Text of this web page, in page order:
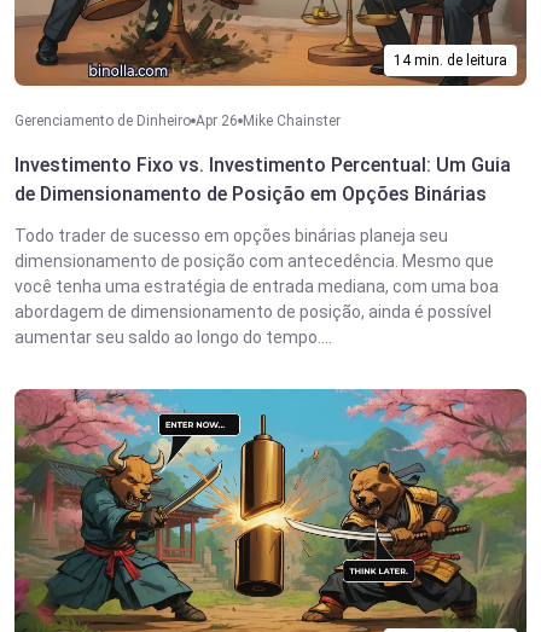
14 min. de leitura
Gerenciamento de Dinheiro Apr 26 Mike Chainster
Investimento Fixo vs. Investimento Percentual: Um Guia
de Dimensionamento de Posição em Opções Binárias
Todo trader de sucesso em opções binárias planeja seu
dimensionamento de posição com antecedência. Mesmo que
você tenha uma estratégia de entrada mediana, com uma boa
abordagem de dimensionamento de posição, ainda é possível
aumentar seu saldo ao longo do tempo....